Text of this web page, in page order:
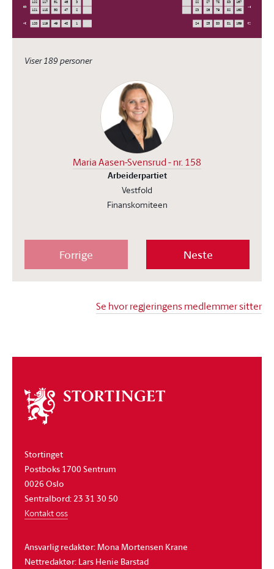
A
B
U
T
1
2
3 22
23
24 25
26
27
46
47
48
49
50
51 78
79
80 81
82
83
117
118
119
120
121
122 167
168
169
Viser 189 personer
Maria Aasen-Svensrud - nr. 158
Arbeiderpartiet
Vestfold
Finanskomiteen
Astri Aas-Hansen
Arbeiderpartiet
Forrige Neste
Se hvor regjeringens medlemmer sitter
Om
stortinget
Stortinget
Postboks 1700 Sentrum
0026 Oslo
Sentralbord: 23 31 30 50
Kontakt oss
Ansvarlig redaktør: Mona Mortensen Krane
Nettredaktør: Lars Henie Barstad